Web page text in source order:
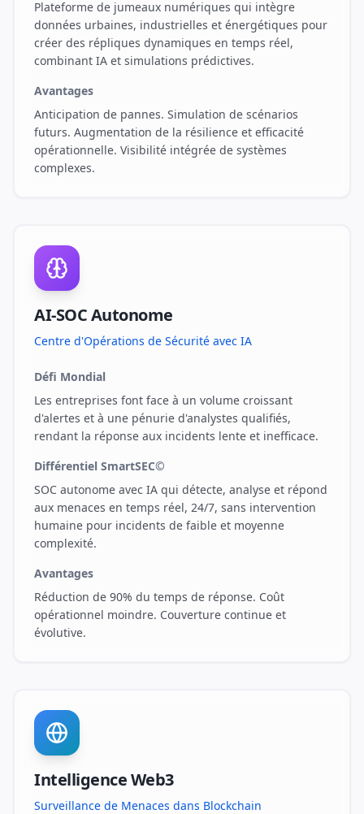
Plateforme de jumeaux numériques qui intègre
données urbaines, industrielles et énergétiques pour
créer des répliques dynamiques en temps réel,
combinant IA et simulations prédictives.
Avantages
Anticipation de pannes. Simulation de scénarios
futurs. Augmentation de la résilience et efficacité
opérationnelle. Visibilité intégrée de systèmes
complexes.
AI-SOC Autonome
Centre d'Opérations de Sécurité avec IA
Défi Mondial
Les entreprises font face à un volume croissant
d'alertes et à une pénurie d'analystes qualifiés,
rendant la réponse aux incidents lente et inefficace.
Différentiel SmartSEC©
SOC autonome avec IA qui détecte, analyse et répond
aux menaces en temps réel, 24/7, sans intervention
humaine pour incidents de faible et moyenne
complexité.
Avantages
Réduction de 90% du temps de réponse. Coût
opérationnel moindre. Couverture continue et
évolutive.
Intelligence Web3
Surveillance de Menaces dans Blockchain